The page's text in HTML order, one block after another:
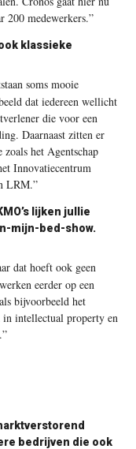
200 medewerkers.”
klassieke
soms mooie
dat iedereen wellicht
die voor een
Daarnaast zitten er
zoals het Agentschap
Innovatiecentrum
LRM.”
lijken jullie
mijn-bed-show.
dat hoeft ook geen
eerder op een
bijvoorbeeld het
intellectual property en
bedrijven die ook